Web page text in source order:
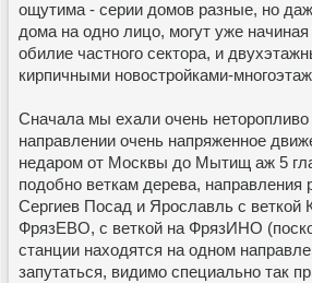
ощутима - серии домов разные, но
дома на одно лицо, могут уже
обилие частного сектора, и
кирпичными новостройками-
Сначала мы ехали очень
направлении очень напряженное
недаром от Москвы до Мытищ аж 5
подобно веткам дерева, направления
Сергиев Посад и Ярославль с веткой
ФрязЕВО, с веткой на ФрязИНО
станции находятся на одном
запутаться, видимо специально так